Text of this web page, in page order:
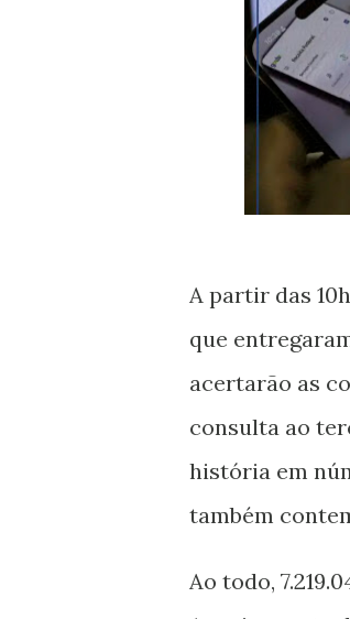
A partir das
que
acertarão as
consulta ao
história em
também
Ao todo,